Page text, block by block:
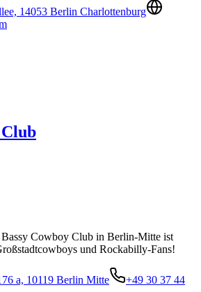
14053 Berlin Charlottenburg
Cowboy Club in Berlin-Mitte ist
und Rockabilly-Fans!
a, 10119 Berlin Mitte
+49 30 37 44